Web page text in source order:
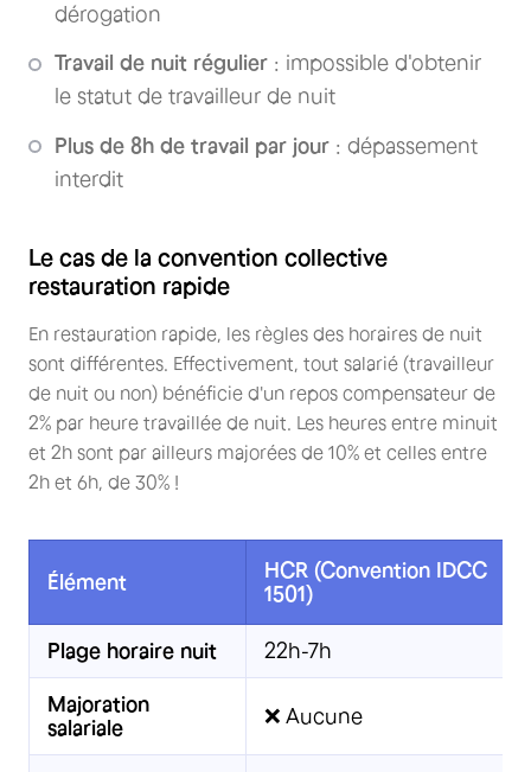
dérogation
Travail de nuit régulier : impossible d'obtenir
le statut de travailleur de nuit
Plus de 8h de travail par jour : dépassement
interdit
Le cas de la convention collective
restauration rapide
En restauration rapide, les règles des horaires de nuit
sont différentes. Effectivement, tout salarié (travailleur
de nuit ou non) bénéficie d'un repos compensateur de
2% par heure travaillée de nuit. Les heures entre minuit
et 2h sont par ailleurs majorées de 10% et celles entre
2h et 6h, de 30% !
Élément
HCR (Convention IDCC
1501)
Plage horaire nuit 22h-7h
Majoration
salariale
❌ Aucune